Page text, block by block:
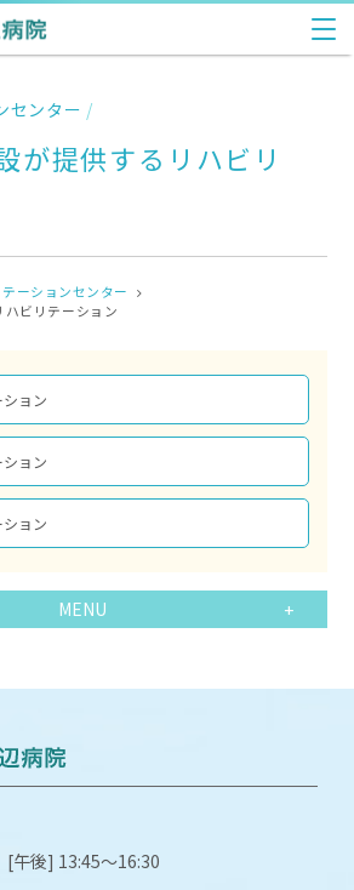
センター /
が提供するリハビリ
ーションセンター
ビリテーション
ョン
ョン
ョン
MENU
後] 13:45～16:30